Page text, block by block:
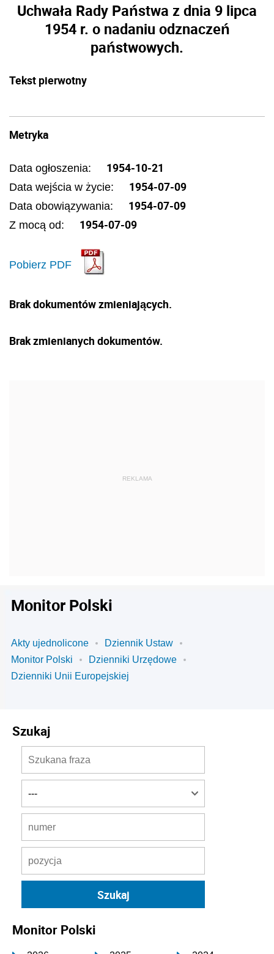
Uchwała Rady Państwa z dnia 9 lipca
1954 r. o nadaniu odznaczeń
państwowych.
Tekst pierwotny
Metryka
Data ogłoszenia: 1954-10-21
Data wejścia w życie: 1954-07-09
Data obowiązywania: 1954-07-09
Z mocą od: 1954-07-09
Pobierz PDF
Brak dokumentów zmieniających.
Brak zmienianych dokumentów.
Monitor Polski
Akty ujednolicone
Dziennik Ustaw
Monitor Polski
Dzienniki Urzędowe
Dzienniki Unii Europejskiej
Szukaj
Monitor Polski